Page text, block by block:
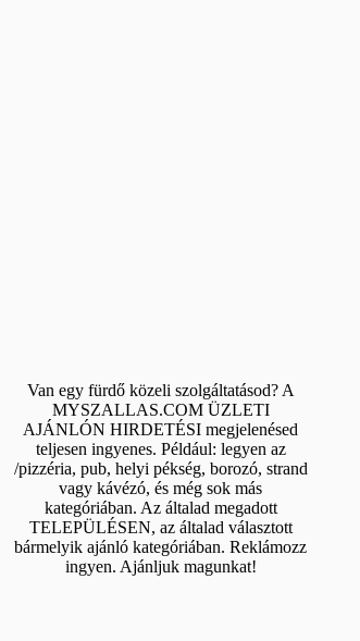
Van egy fürdő közeli szolgáltatásod? A
MYSZALLAS.COM ÜZLETI
AJÁNLÓN HIRDETÉSI megjelenésed
teljesen ingyenes. Például: legyen az
/pizzéria, pub, helyi pékség, borozó, strand
vagy kávézó, és még sok más
kategóriában. Az általad megadott
TELEPÜLÉSEN, az általad választott
bármelyik ajánló kategóriában. Reklámozz
ingyen. Ajánljuk magunkat!